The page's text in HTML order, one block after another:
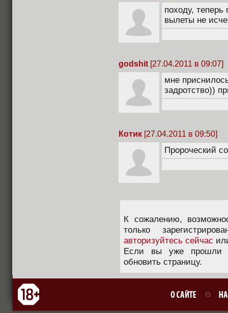
походу, теперь
вылеты не
godshit [27.04.2011 в 09:07]
мне
задротство))
Котик [27.04.2011 в 09:50]
Пророческий
К сожалению,
только
авторизуйтесь сейчас
Если вы уже прошли
обновить страницу.